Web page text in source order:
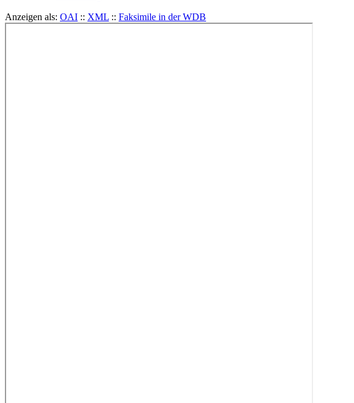
Anzeigen als: OAI :: XML :: Faksimile in der WDB